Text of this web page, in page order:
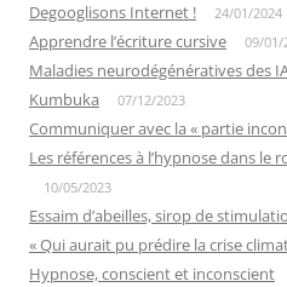
Degooglisons Internet ! 24/01/2024
Apprendre l’écriture cursive 09/01/
Maladies neurodégénératives des
Kumbuka 07/12/2023
Communiquer avec la « partie
Les références à l’hypnose dans le
10/05/2023
Essaim d’abeilles, sirop de
« Qui aurait pu prédire la crise
Hypnose, conscient et inconscient